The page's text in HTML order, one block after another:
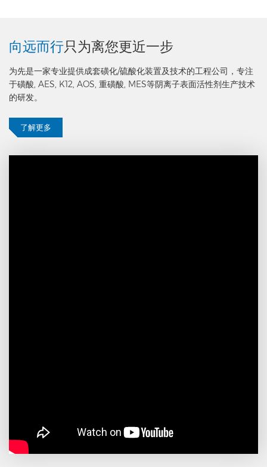
通过换热器降温，再经过冷却
器冷却后得到成品AOS。 特
点是为先改进工艺流程，可以
让AOS生产的温度和参数更
稳定，产品质量优。
向远而行只为离您更近一步
为先是一家专业提供成套磺化/硫酸化装置及技术的工程公司，专注
于磺酸, AES, K12, AOS, 重磺酸, MES等阴离子表面活性剂生产技术
的研发。
了解更多